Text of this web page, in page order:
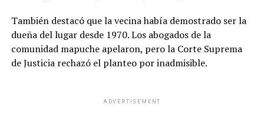
También destacó que la vecina había demostrado ser la
dueña del lugar desde 1970. Los abogados de la
comunidad mapuche apelaron, pero la Corte Suprema
de Justicia rechazó el planteo por inadmisible.
ADVERTISEMENT